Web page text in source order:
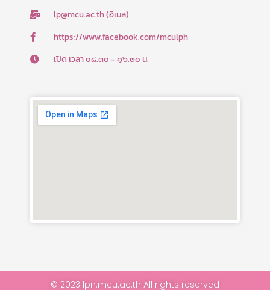
-
lp@mcu.ac.th (อีเมล)
https://www.facebook.com/mculph
เปิด เวลา ๐๘.๓๐ - ๑๖.๓๐ น.
© 2023 lpn.mcu.ac.th All rights reserved